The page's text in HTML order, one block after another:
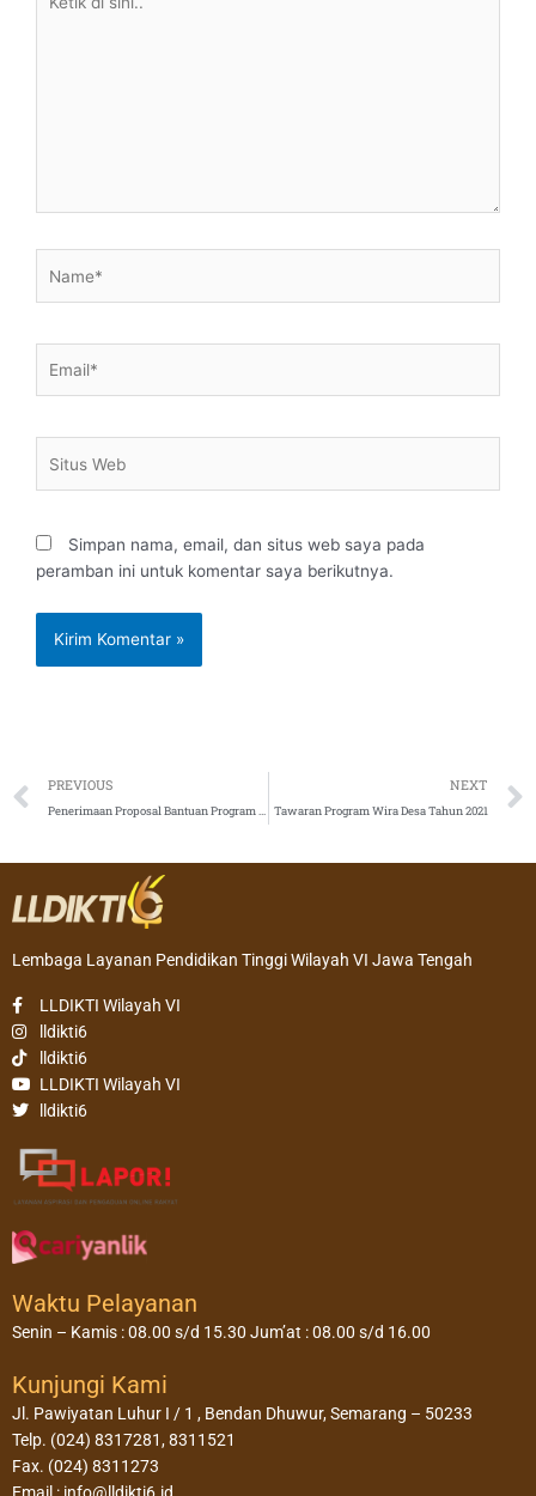
Web
Simpan nama, email, dan situs web saya pada
peramban ini untuk komentar saya berikutnya.
Prev
PREVIOUS
Penerimaan Proposal Bantuan Program Fasilitasi Tracer Study Tahun 2021
NEXT
Tawaran Program Wira Desa Tahun 2021
Lembaga Layanan Pendidikan Tinggi Wilayah VI Jawa Tengah
LLDIKTI Wilayah VI
lldikti6
lldikti6
LLDIKTI Wilayah VI
lldikti6
Waktu Pelayanan
Senin – Kamis : 08.00 s/d 15.30 Jum’at : 08.00 s/d 16.00
Kunjungi Kami
Jl. Pawiyatan Luhur I / 1 , Bendan Dhuwur, Semarang – 50233
Telp. (024) 8317281, 8311521
Fax. (024) 8311273